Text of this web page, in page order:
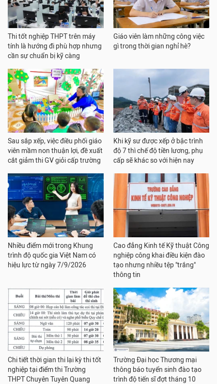
Thi tốt nghiệp THPT trên máy
tính là hướng đi phù hợp nhưng
cần sự chuẩn bị kỹ càng
Giáo viên làm những công việc
gì trong thời gian nghỉ hè?
Sau sắp xếp, việc điều phối giáo
viên mầm non thuận lợi, đề xuất
cắt giảm thi GV giỏi cấp trường
Khi kỹ sư được xếp ở bậc trình
độ 7 thì chế độ tiền lương, phụ
cấp sẽ khác so với hiện nay
Nhiều điểm mới trong Khung
trình độ quốc gia Việt Nam có
hiệu lực từ ngày 7/9/2026
Cao đẳng Kinh tế Kỹ thuật Công
nghiệp công khai điều kiện đào
tạo nhưng nhiều tệp "trắng"
thông tin
Chi tiết thời gian thi lại kỳ thi tốt
nghiệp tại điểm thi Trường
THPT Chuyên Tuyên Quang
Trường Đại học Thương mại
thông báo tuyển sinh đào tạo
trình độ tiến sĩ đợt tháng 10